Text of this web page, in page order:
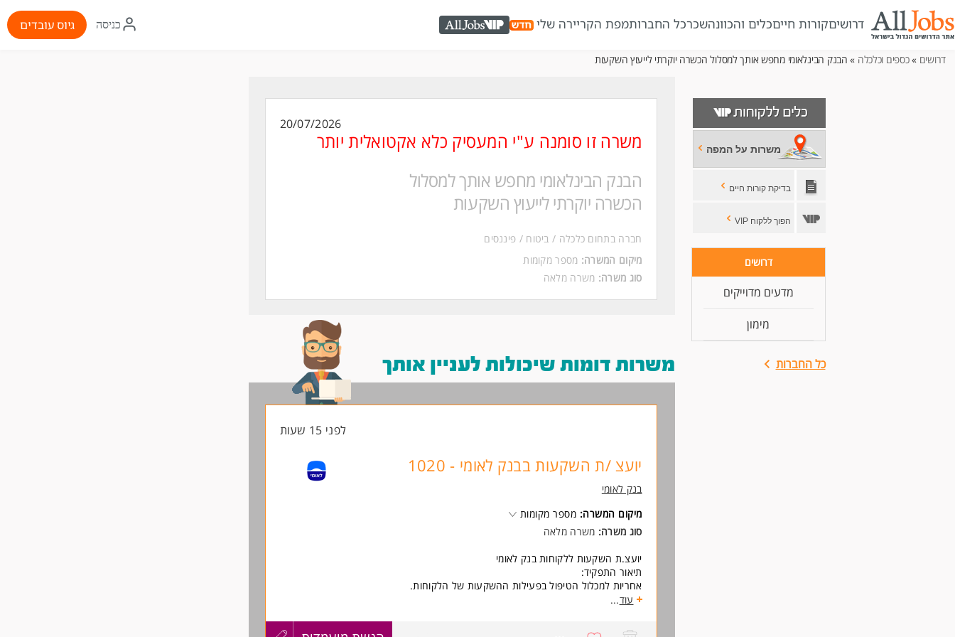
דרושיםקורות חייםכלים והכוונהשכרכל החברותמפת הקריירה שלי AllJobs VIP
איקון
התחברות
כניסה גיוס עובדים
דרושים »כספים וכלכלה » הבנק הבינלאומי מחפש אותך למסלול הכשרה יוקרתי לייעוץ השקעות
משרות על המפה
בדיקת קורות חיים
הפוך ללקוח VIP
דרושים
מדעים מדוייקים
מימון
כל החברות
20/07/2026
משרה זו סומנה ע"י המעסיק כלא אקטואלית יותר
הבנק הבינלאומי מחפש אותך למסלול
הכשרה יוקרתי לייעוץ השקעות
חברה בתחום כלכלה / ביטוח / פיננסים
מיקום המשרה: מספר מקומות
סוג משרה: משרה מלאה
משרות דומות שיכולות לעניין אותך
לפני 15 שעות
יועצ /ת השקעות בבנק לאומי - 1020
בנק לאומי
מיקום המשרה: מספר מקומות
סוג משרה: משרה מלאה
יועצ.ת השקעות ללקוחות בנק לאומי
תיאור התפקיד:
אחריות למכלול הטיפול בפעילות ההשקעות של הלקוחות.
גיוס לקוחות חדשים והרחבת הפעילות אצל לקוחות קיימים.
עוד...